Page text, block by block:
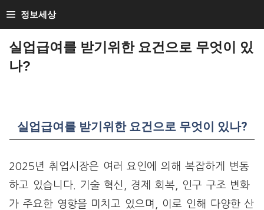
Skip
to
content
정보세상
실업급여를 받기위한 요건으로 무엇이 있
나?
실업급여를 받기위한 요건으로 무엇이 있나?
2025년 취업시장은 여러 요인에 의해 복잡하게 변동
하고 있습니다. 기술 혁신, 경제 회복, 인구 구조 변화
가 주요한 영향을 미치고 있으며, 이로 인해 다양한 산